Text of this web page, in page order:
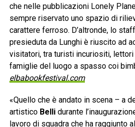
che nelle pubblicazioni Lonely
sempre riservato uno spazio di
carattere ferroso. D’altronde, lo
presieduta da Lunghi è riuscito ad
visitatori, tra turisti incuriositi, lettori
famiglie del luogo a spasso coi
elbabookfestival.com
«Quello che è andato in scena – a
artistico Bellidurante
lavoro di squadra che ha raggiunto